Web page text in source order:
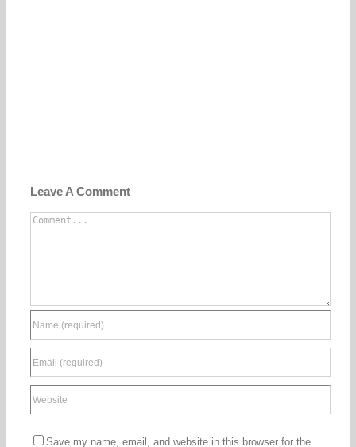
Leave A Comment
Comment
Save my name, email, and website in this browser for the